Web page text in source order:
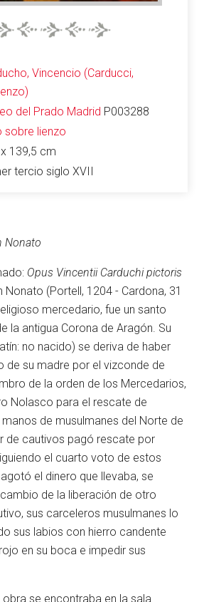
Vincencio (Carducci,
del Prado Madrid P003288
sobre lienzo
139,5 cm
tercio siglo XVII
Nonato
Opus Vincentii Carduchi pictoris
Nonato (Portell, 1204 - Cardona, 31
mercedario, fue un santo
la antigua Corona de Aragón. Su
no nacido) se deriva de haber
de su madre por el vizconde de
de la orden de los Mercedarios,
Nolasco para el rescate de
de musulmanes del Norte de
de cautivos pagó rescate por
el cuarto voto de estos
el dinero que llevaba, se
de la liberación de otro
sus carceleros musulmanes lo
sus labios con hierro candente
en su boca e impedir sus
obra se encontraba en la sala